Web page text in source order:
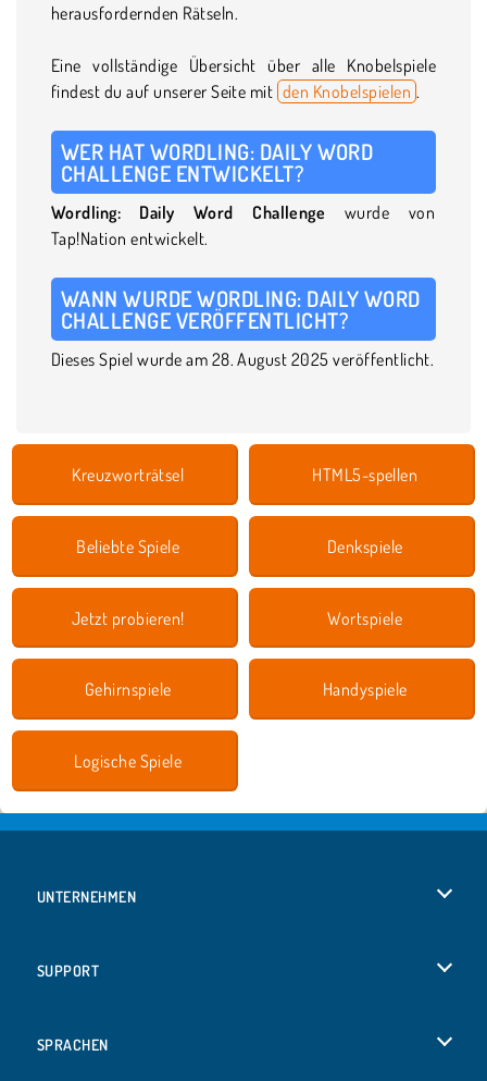
herausfordernden Rätseln.
Eine vollständige Übersicht über alle Knobelspiele
findest du auf unserer Seite mit den Knobelspielen .
WER HAT WORDLING: DAILY WORD
CHALLENGE ENTWICKELT?
Wordling: Daily Word Challenge wurde von
Tap!Nation entwickelt.
WANN WURDE WORDLING: DAILY WORD
CHALLENGE VERÖFFENTLICHT?
Dieses Spiel wurde am 28. August 2025 veröffentlicht.
Kreuzworträtsel HTML5-spellen
Beliebte Spiele Denkspiele
Jetzt probieren! Wortspiele
Gehirnspiele Handyspiele
Logische Spiele
UNTERNEHMEN
SUPPORT
SPRACHEN